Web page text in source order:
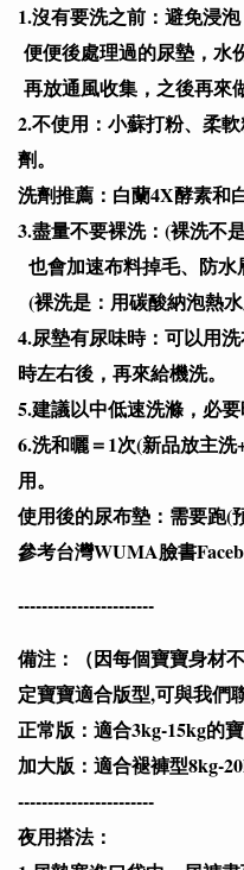
1.沒有要洗之前：避免浸
便便後處理過的尿墊，水
再放通風收集，之後再來
2.不使用：小蘇打粉、柔
劑。
洗劑推薦：白蘭4X酵素和
3.盡量不要裸洗：(裸洗不
也會加速布料掉毛、防水
(裸洗是：用碳酸納泡熱
4.尿墊有尿味時：可以用
時左右後，再來給機洗。
5.建議以中低速洗滌，必
6.洗和曬＝1次(新品放主
用。
使用後的尿布墊：需要跑(
參考台灣WUMA臉書
-----------------------
備注：（因每個寶寶身材
定寶寶適合版型,可與我們
正常版：適合3kg-15kg的
加大版：適合褪褲型8kg-
-----------------------
夜用搭法：